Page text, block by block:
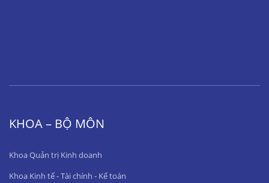
KHOA – BỘ MÔN
Khoa Quản trị Kinh doanh
Khoa Kinh tế - Tài chính - Kế toán